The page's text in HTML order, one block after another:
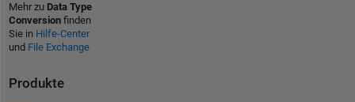
Mehr zu Data Type
Conversionfinden
Sie in Hilfe-Center
und File Exchange
Produkte